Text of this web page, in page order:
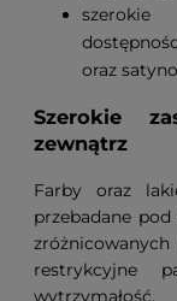
oraz
Szerokie
zewnątrz
Farby oraz
przebadane
restrykcyjne